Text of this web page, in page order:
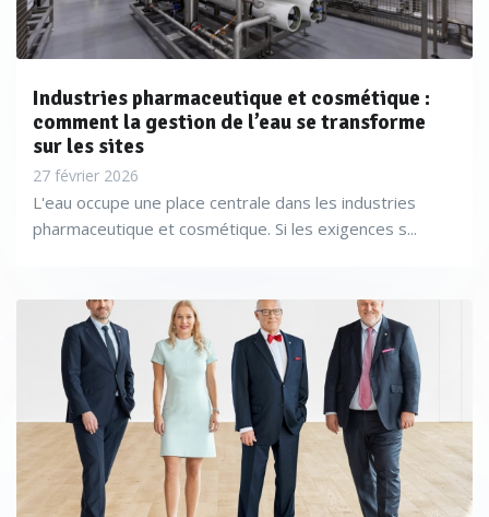
Industries pharmaceutique et cosmétique :
comment la gestion de l’eau se transforme
sur les sites
27 février 2026
L'eau occupe une place centrale dans les industries
pharmaceutique et cosmétique. Si les exigences s...